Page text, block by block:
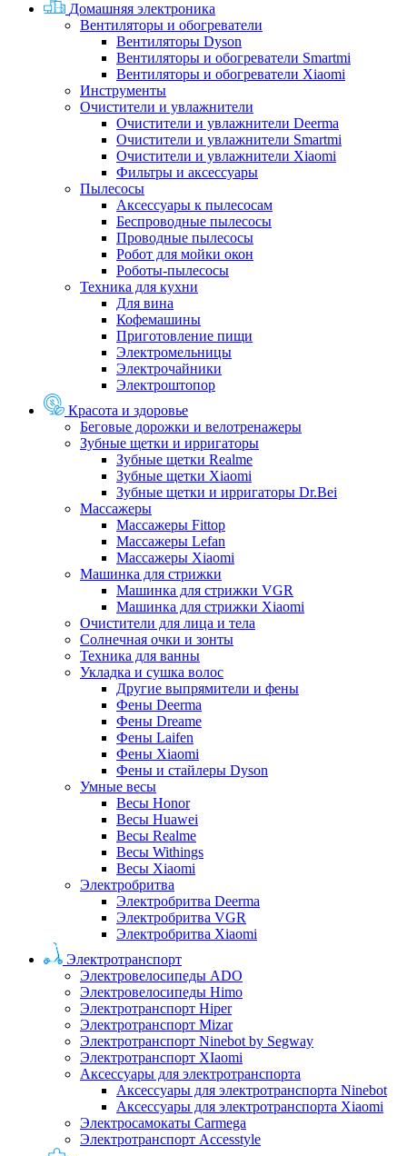
Домашняя электроника
Вентиляторы и обогреватели
Вентиляторы Dyson
Вентиляторы и обогреватели Smartmi
Вентиляторы и обогреватели Xiaomi
Инструменты
Очистители и увлажнители
Очистители и увлажнители Deerma
Очистители и увлажнители Smartmi
Очистители и увлажнители Xiaomi
Фильтры и аксессуары
Пылесосы
Аксессуары к пылесосам
Беспроводные пылесосы
Проводные пылесосы
Робот для мойки окон
Роботы-пылесосы
Техника для кухни
Для вина
Кофемашины
Приготовление пищи
Электромельницы
Электрочайники
Электроштопор
Красота и здоровье
Беговые дорожки и велотренажеры
Зубные щетки и ирригаторы
Зубные щетки Realme
Зубные щетки Xiaomi
Зубные щетки и ирригаторы Dr.Bei
Массажеры
Массажеры Fittop
Массажеры Lefan
Массажеры Xiaomi
Машинка для стрижки
Машинка для стрижки VGR
Машинка для стрижки Xiaomi
Очистители для лица и тела
Солнечная очки и зонты
Техника для ванны
Укладка и сушка волос
Другие выпрямители и фены
Фены Deerma
Фены Dreame
Фены Laifen
Фены Xiaomi
Фены и стайлеры Dyson
Умные весы
Весы Honor
Весы Huawei
Весы Realme
Весы Withings
Весы Xiaomi
Электробритва
Электробритва Deerma
Электробритва VGR
Электробритва Xiaomi
Электротранспорт
Электровелосипеды ADO
Электровелосипеды Himo
Электротранспорт Hiper
Электротранспорт Mizar
Электротранспорт Ninebot by Segway
Электротранспорт XIaomi
Аксессуары для электротранспорта
Аксессуары для электротранспорта Ninebot
Аксессуары для электротранспорта Xiaomi
Электросамокаты Carmega
Электротранспорт Accesstyle